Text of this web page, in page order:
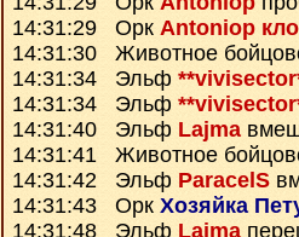
14:31:29 Орк Antoniop
14:31:30 Животное
14:31:34 Эльф
14:31:34 Эльф
14:31:40 Эльф Lajma
14:31:41 Животное
14:31:42 Эльф ParacelS
14:31:43 Орк Хозяйка
14:31:48 Эльф Lajma